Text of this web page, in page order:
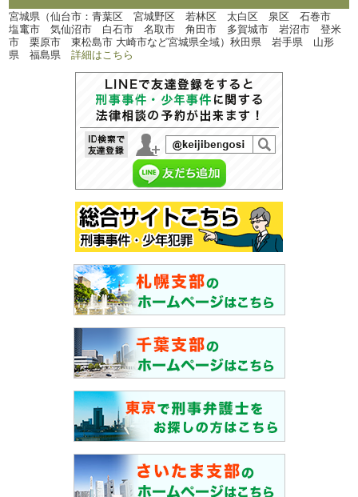
宮城県（仙台市：青葉区 宮城野区 若林区 太白区 泉区 石巻市
塩竃市 気仙沼市 白石市 名取市 角田市 多賀城市 岩沼市 登米
市 栗原市 東松島市 大崎市など宮城県全域）秋田県 岩手県 山形
県 福島県詳細はこちら